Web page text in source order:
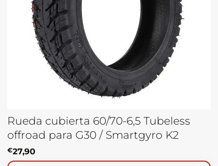
Rueda cubierta 60/70-6,5 Tubeless
offroad para G30 / Smartgyro K2
€27,90